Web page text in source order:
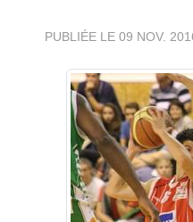
PUBLIÉE LE 09 NOV.